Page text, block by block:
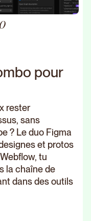
pour
rester
sans
? Le duo Figma
et protos
tu
la chaîne de
dans des outils